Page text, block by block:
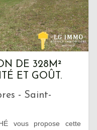
DE 328M²
ET GOÛT.
- Saint-
vous propose cette